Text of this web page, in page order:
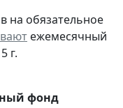
на обязательное
ежемесячный
г.
фонд